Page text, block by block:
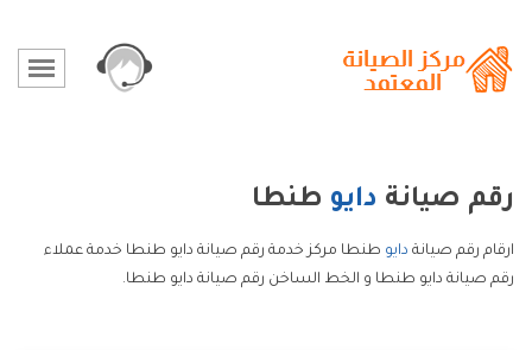
رقم صيانة دايو طنطا
ارقام رقم صيانة دايو طنطا مركز خدمة رقم صيانة دايو طنطا خدمة عملاء
رقم صيانة دايو طنطا و الخط الساخن رقم صيانة دايو طنطا.